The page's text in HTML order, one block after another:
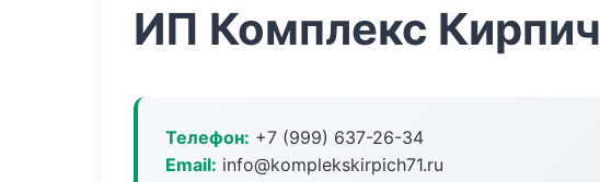
ИП Комплекс Кирпич
Телефон: +7 (999) 637-26-34
Email: info@komplekskirpich71.ru